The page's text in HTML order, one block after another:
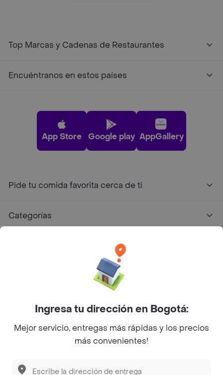
Top Marcas y Cadenas de Restaurantes
Encuéntranos en estos países
App Store Google play AppGallery
Pide tu comida favorita cerca de ti
Categorías
Facebook
Twitter
Instagram
©2026Rappi Inc. All rights reserved.
Ingresa tu dirección en Bogotá:
Mejor servicio, entregas más rápidas y los precios
más convenientes!